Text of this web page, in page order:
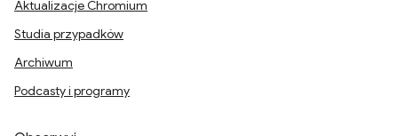
Aktualizacje Chromium
Studia przypadków
Archiwum
Podcasty i programy